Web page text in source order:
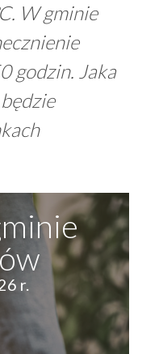
W gminie
godzin. Jaka
r.